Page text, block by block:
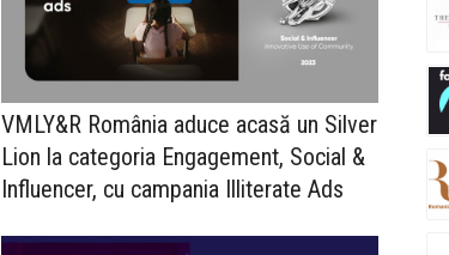
VMLY&R România aduce acasă un Silver
Lion la categoria Engagement, Social &
Influencer, cu campania Illiterate Ads